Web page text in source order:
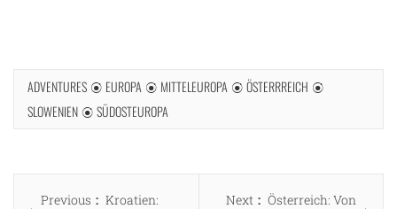
ADVENTURES EUROPA MITTELEUROPA
ÖSTERRREICH
SLOWENIEN
SÜDOSTEUROPA
Beitragsnavigation
Previous
Previous
Kroatien:
Next
Next
Österreich: Von